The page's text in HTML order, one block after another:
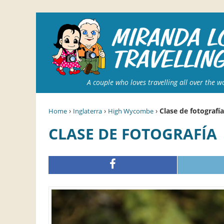
A couple who loves travelling all over the
Home › Inglaterra › High Wycombe › Clase de fotografía
CLASE DE FOTOGRAFÍA